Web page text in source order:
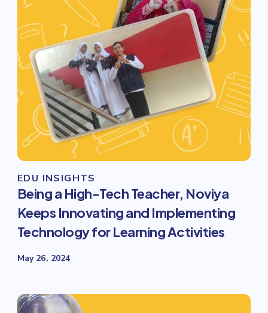
EDU INSIGHTS
Being a High-Tech Teacher, Noviya
Keeps Innovating and Implementing
Technology for Learning Activities
May 26, 2024